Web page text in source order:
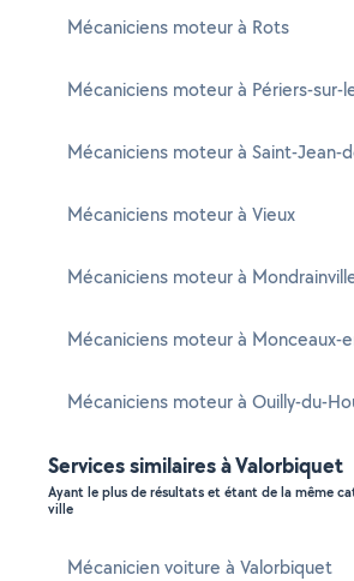
Mécaniciens moteur à Rots
Mécaniciens moteur à Périers-sur-
Mécaniciens moteur à Saint-Jean-
Mécaniciens moteur à Vieux
Mécaniciens moteur à
Mécaniciens moteur à Monceaux-
Mécaniciens moteur à Ouilly-du-
Services similaires à Valorbiquet
Ayant le plus de résultats et étant de la même
ville
Mécanicien voiture à Valorbiquet